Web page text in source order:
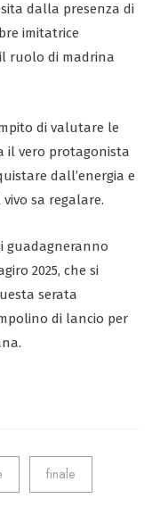
dalla presenza di
imitatrice
ruolo di madrina
di valutare le
il vero protagonista
dall’energia e
sa regalare.
guadagneranno
2025, che si
serata
di lancio per
finale